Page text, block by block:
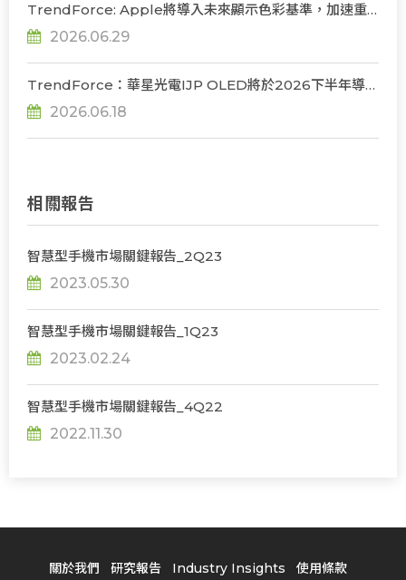
TrendForce: Apple將導入未來顯示色彩基準，加速重
構OLED發光材料體系
2026.06.29
TrendForce：華星光電IJP OLED將於2026下半年導入
品牌監視器及筆電產品，韓系主導格局迎來挑戰
2026.06.18
相關報告
智慧型手機市場關鍵報告_2Q23
2023.05.30
智慧型手機市場關鍵報告_1Q23
2023.02.24
智慧型手機市場關鍵報告_4Q22
2022.11.30
關於我們 研究報告 Industry Insights 使用條款